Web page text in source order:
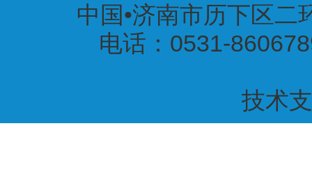
中国•济南市历下区
电话：0531-
技术